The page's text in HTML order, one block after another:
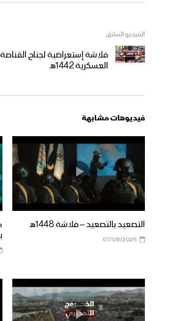
الفيديو السابق
فلاشة إستعراضية لجناح
العسكرية 1442هـ
فيديوهات مشابهة
التصعيد بالتصعيد – فلاشة 1448هـ
07/08/2026